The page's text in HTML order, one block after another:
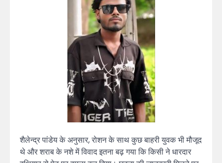
शैलेन्द्र पांडेय के अनुसार, रोशन के साथ कुछ बाहरी युवक भी मौजूद
थे और शराब के नशे में विवाद इतना बढ़ गया कि किसी ने धारदार